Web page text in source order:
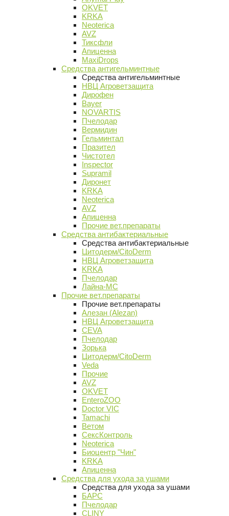
OKVET
KRKA
Neoterica
AVZ
Тиксфли
Апиценна
MaxiDrops
Средства антигельминтные
Средства антигельминтные
НВЦ Агроветзащита
Дирофен
Bayer
NOVARTIS
Пчелодар
Вермидин
Гельминтал
Празител
Чистотел
Inspector
Supramil
Диронет
KRKA
Neoterica
AVZ
Апиценна
Прочие вет.препараты
Средства антибактериальные
Средства антибактериальные
Цитодерм/CitoDerm
НВЦ Агроветзащита
KRKA
Пчелодар
Лайна-МС
Прочие вет.препараты
Прочие вет.препараты
Алезан (Alezan)
НВЦ Агроветзащита
CEVA
Пчелодар
Зорька
Цитодерм/CitoDerm
Veda
Прочие
AVZ
OKVET
EnteroZOO
Doctor VIC
Tamachi
Ветом
СексКонтроль
Neoterica
Биоцентр "Чин"
KRKA
Апиценна
Средства для ухода за ушами
Средства для ухода за ушами
БАРС
Пчелодар
CLINY